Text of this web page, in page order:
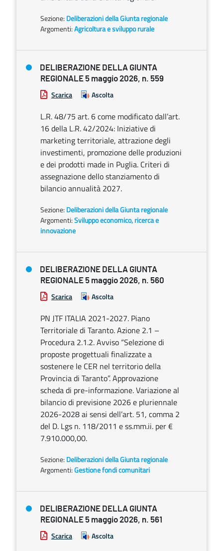
Sezione: Deliberazioni della Giunta regionale
Argomenti:Agricoltura e sviluppo rurale
DELIBERAZIONE DELLA GIUNTA
REGIONALE 5 maggio 2026, n. 559
Scarica Ascolta
L.R. 48/75 art. 6 come modificato dall’art.
16 della L.R. 42/2024: Iniziative di
marketing territoriale, attrazione degli
investimenti, promozione delle produzioni
e dei prodotti made in Puglia. Criteri di
assegnazione dello stanziamento di
bilancio annualità 2027.
Sezione: Deliberazioni della Giunta regionale
Argomenti:Sviluppo economico, ricerca e
innovazione
DELIBERAZIONE DELLA GIUNTA
REGIONALE 5 maggio 2026, n. 560
Scarica Ascolta
PN JTF ITALIA 2021-2027. Piano
Territoriale di Taranto. Azione 2.1 –
Procedura 2.1.2. Avviso “Selezione di
proposte progettuali finalizzate a
sostenere le CER nel territorio della
Provincia di Taranto”. Approvazione
scheda di pre-informazione. Variazione al
bilancio di previsione 2026 e pluriennale
2026-2028 ai sensi dell’art. 51, comma 2
del D. Lgs n. 118/2011 e ss.mm.ii. per €
7.910.000,00.
Sezione: Deliberazioni della Giunta regionale
Argomenti:Gestione fondi comunitari
DELIBERAZIONE DELLA GIUNTA
REGIONALE 5 maggio 2026, n. 561
Scarica Ascolta